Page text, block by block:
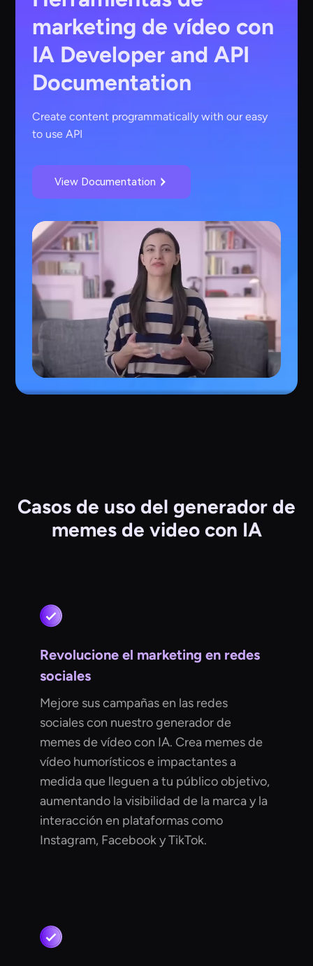
marketing de vídeo con
IA Developer and API
Documentation
Create content programmatically with our easy
to use API
View Documentation
Casos de uso del generador de
memes de video con IA
Revolucione el marketing en redes
sociales
Mejore sus campañas en las redes
sociales con nuestro generador de
memes de vídeo con IA. Crea memes de
vídeo humorísticos e impactantes a
medida que lleguen a tu público objetivo,
aumentando la visibilidad de la marca y la
interacción en plataformas como
Instagram, Facebook y TikTok.